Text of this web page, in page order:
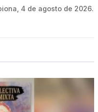
4 de agosto de 2026.